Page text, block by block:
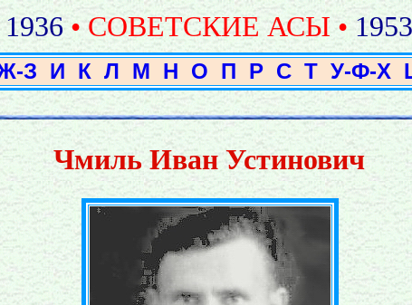
1936 • СОВЕТСКИЕ АСЫ • 1953
З И К Л М Н О П Р С Т У-Ф-Х
Чмиль Иван Устинович